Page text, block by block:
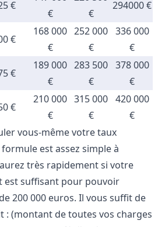
€
€
€
294000 €
€
168 000
€
252 000
€
336 000
€
€
189 000
€
283 500
€
378 000
€
€
210 000
€
315 000
€
420 000
€
vous-même votre taux
est assez simple à
très rapidement si votre
est suffisant pour pouvoir
200 000 euros. Il vous suffit de
: (montant de toutes vos charges